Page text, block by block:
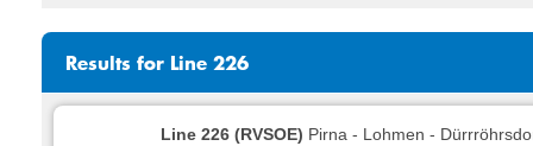
Results for Line 226
Line 226 (RVSOE) Pirna - Lohmen -